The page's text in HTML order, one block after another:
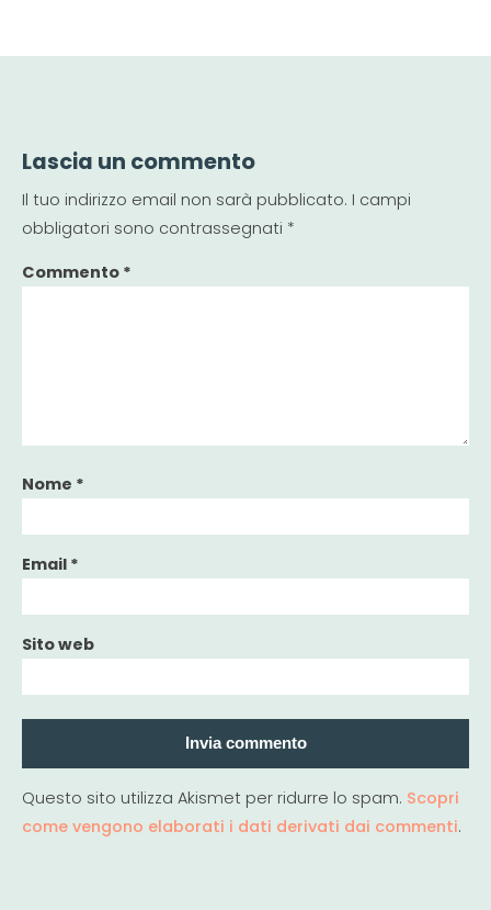
Lascia un commento
Il tuo indirizzo email non sarà pubblicato. I campi
obbligatori sono contrassegnati *
Commento *
Nome *
Email *
Sito web
Questo sito utilizza Akismet per ridurre lo spam. Scopri
come vengono elaborati i dati derivati dai commenti.